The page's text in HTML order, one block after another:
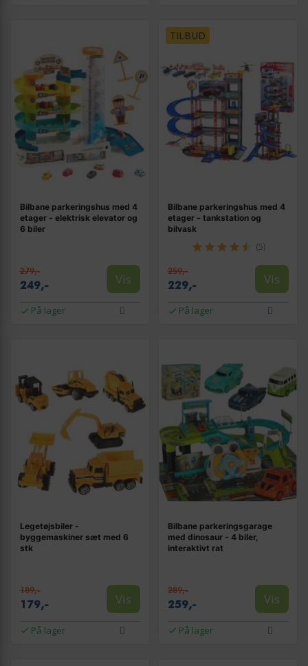
Bilbane parkeringshus med 4
etager - elektrisk elevator og
6 biler
279,-
249,- Vis
På lager
TILBUD
Bilbane parkeringshus med 4
etager - tankstation og
bilvask
(5)
259,-
229,- Vis
På lager
Legetøjsbiler -
byggemaskiner sæt med 6
stk
189,-
179,- Vis
På lager
Bilbane parkeringsgarage
med dinosaur - 4 biler,
interaktivt rat
289,-
259,- Vis
På lager